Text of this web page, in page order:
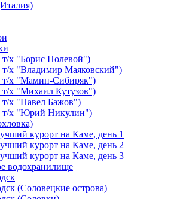
х "Борис Полевой")
т/х "Владимир Маяковский")
т/х "Мамин-Сибиряк")
х "Михаил Кутузов")
х "Павел Бажов")
т/х "Юрий Никулин")
курорт на Каме, день 1
курорт на Каме, день 2
курорт на Каме, день 3
водохранилище
(Соловецкие острова)